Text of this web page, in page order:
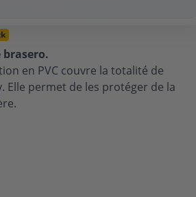
en PVC couvre la totalité de
Elle permet de les protéger de la
qui convient à votre brasero